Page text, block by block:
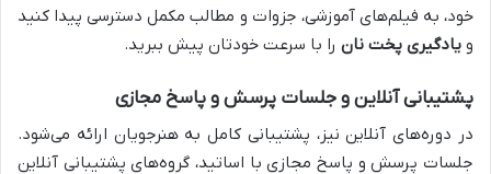
خود، به فیلم‌های آموزشی، جزوات و مطالب مکمل دسترسی پیدا کنید
و یادگیری پخت نان را با سرعت خودتان پیش ببرید.
پشتیبانی آنلاین و جلسات پرسش و پاسخ مجازی
در دوره‌های آنلاین نیز، پشتیبانی کامل به هنرجویان ارائه می‌شود.
جلسات پرسش و پاسخ مجازی با اساتید، گروه‌های پشتیبانی آنلاین